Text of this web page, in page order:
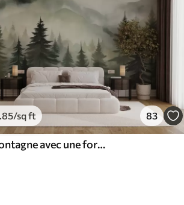
.85/sq ft 83
Paysage de montagne avec une forêt de pins et des montagnes étagées à l'aube avec un léger brouillard aquarelle imitation art